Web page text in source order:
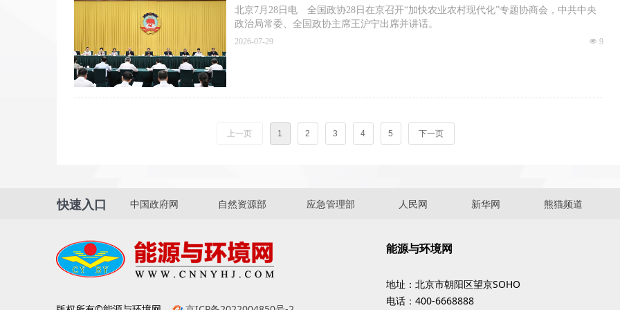
北京7月28日电 全国政协28日在京召开“加快农业农村现代化”专题协商会，中共中央
政治局常委、全国政协主席王沪宁出席并讲话。
넶 9
2026-07-29
上一页 1 2 3 4 5 下一页
能源与环境网
地址：北京市朝阳区望京SOHO
电话：400-6668888
快速入口 中国政府网 自然资源部 应急管理部 人民网 新华网 熊猫频道